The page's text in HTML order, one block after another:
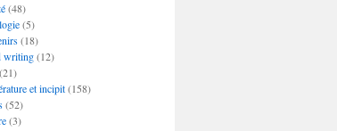
(48)
(5)
(18)
writing(12)
et incipit(158)
(52)
(3)